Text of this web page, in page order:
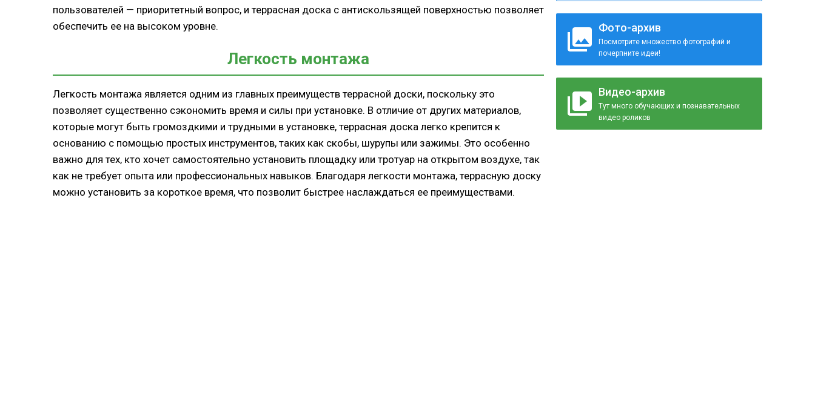
Фото-архив
Посмотрите множество фотографий и
почерпните идеи!
Видео-архив
Тут много обучающих и познавательных
видео роликов
пользователей — приоритетный вопрос, и террасная доска с антискользящей поверхностью позволяет
обеспечить ее на высоком уровне.
Легкость монтажа
Легкость монтажа является одним из главных преимуществ террасной доски, поскольку это
позволяет существенно сэкономить время и силы при установке. В отличие от других материалов,
которые могут быть громоздкими и трудными в установке, террасная доска легко крепится к
основанию с помощью простых инструментов, таких как скобы, шурупы или зажимы. Это особенно
важно для тех, кто хочет самостоятельно установить площадку или тротуар на открытом воздухе, так
как не требует опыта или профессиональных навыков. Благодаря легкости монтажа, террасную доску
можно установить за короткое время, что позволит быстрее наслаждаться ее преимуществами.